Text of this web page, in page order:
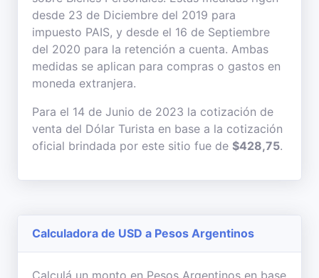
desde 23 de Diciembre del 2019 para
impuesto PAIS, y desde el 16 de Septiembre
del 2020 para la retención a cuenta. Ambas
medidas se aplican para compras o gastos en
moneda extranjera.
Para el 14 de Junio de 2023 la cotización de
venta del Dólar Turista en base a la cotización
oficial brindada por este sitio fue de $428,75.
Calculadora de USD a Pesos Argentinos
Calculá un monto en Pesos Argentinos en base